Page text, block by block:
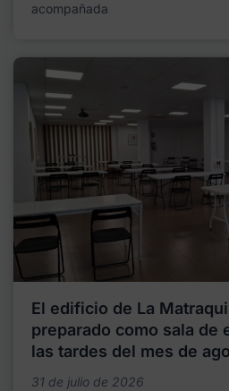
acompañada
El edificio de La
preparado como sala de
las tardes del mes de
31 de julio de 2026